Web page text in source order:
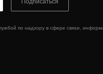
по надзору в сфере связи,
Подписаться